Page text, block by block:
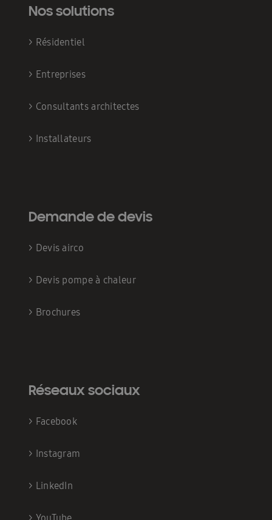
Nos solutions
> Résidentiel
> Entreprises
> Consultants architectes
> Installateurs
Demande de devis
> Devis airco
> Devis pompe à chaleur
> Brochures
Réseaux sociaux
> Facebook
> Instagram
> LinkedIn